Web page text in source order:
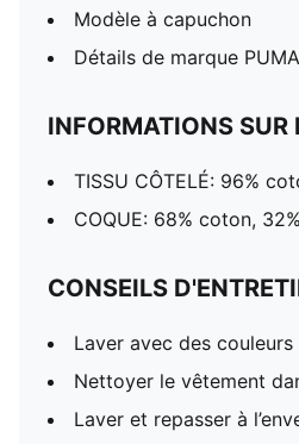
Modèle à capuchon
Détails de marque PUMA
INFORMATIONS SUR
TISSU CÔTELÉ: 96%
COQUE: 68% coton,
CONSEILS
Laver avec des
Nettoyer le vêtement
Laver et repasser à